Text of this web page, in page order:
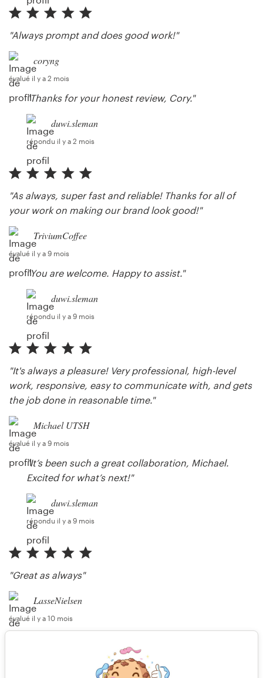
"Always prompt and does good work!"
coryng
évalué il y a 2 mois
"Thanks for your honest review, Cory."
duwi.sleman
répondu il y a 2 mois
"As always, super fast and reliable! Thanks for all of
your work on making our brand look good!"
TriviumCoffee
évalué il y a 9 mois
"You are welcome. Happy to assist."
duwi.sleman
répondu il y a 9 mois
"It's always a pleasure! Very professional, high-level
work, responsive, easy to communicate with, and gets
the job done in reasonable time."
Michael UTSH
évalué il y a 9 mois
"It’s been such a great collaboration, Michael.
Excited for what’s next!"
duwi.sleman
répondu il y a 9 mois
"Great as always"
LasseNielsen
évalué il y a 10 mois